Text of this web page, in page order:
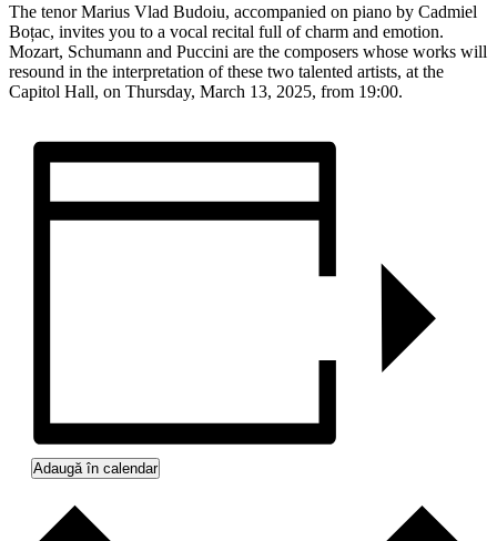
The tenor Marius Vlad Budoiu, accompanied on piano by Cadmiel
Boțac, invites you to a vocal recital full of charm and emotion.
Mozart, Schumann and Puccini are the composers whose works will
resound in the interpretation of these two talented artists, at the
Capitol Hall, on Thursday, March 13, 2025, from 19:00.
Adaugă în calendar